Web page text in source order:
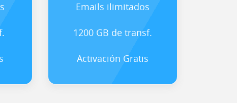
Emails ilimitados
1200 GB de transf.
Activación Gratis